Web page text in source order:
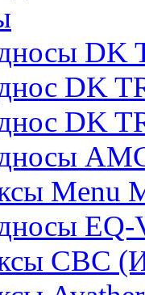
DK
DK
DK
Menu
EQ-
CBC